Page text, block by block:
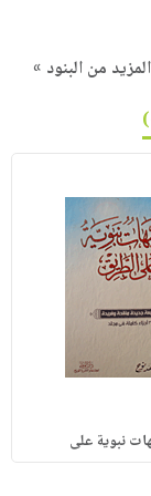
المزيد من البنود »
)
نبوية على